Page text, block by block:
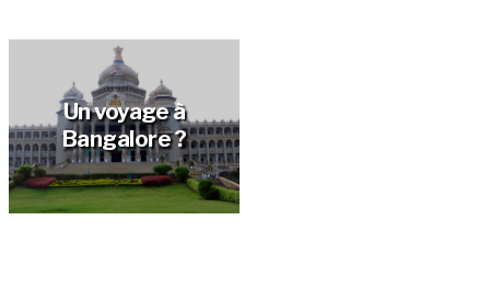
Un voyage à
Bangalore ?